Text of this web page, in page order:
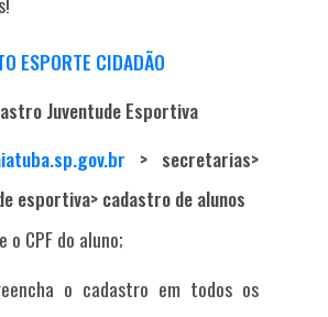
ESPORTE CIDADÃO
Juventude Esportiva
> secretarias>
esportiva> cadastro de alunos
o CPF do aluno;
o cadastro em todos os